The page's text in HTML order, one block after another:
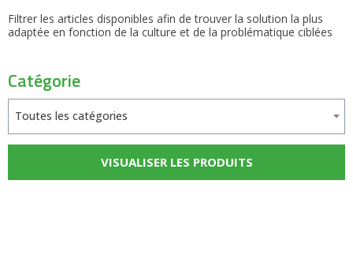
Filtrer les articles disponibles afin de trouver la solution la plus
adaptée en fonction de la culture et de la problématique ciblées
Catégorie
Toutes les catégories